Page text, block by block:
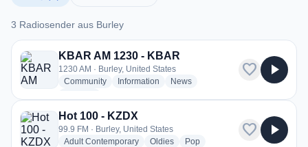
3 Radiosender aus Burley
3 Radiosender aus Burley
KBAR AM 1230 - KBAR
1230 AM · Burley, United States
Communityradio stations
Information radio stations
Newsradio stations
favorite play_arrow
Hot 100 - KZDX
99.9 FM · Burley, United States
Adult Contemporaryradio stations
Oldiesradio stations
Popradio stations
favorite play_arrow